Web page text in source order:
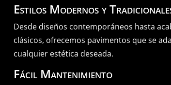
Estilos Modernos y
Desde diseños contemporáneos hasta
clásicos, ofrecemos pavimentos que se
cualquier estética deseada.
Fácil Mantenimiento